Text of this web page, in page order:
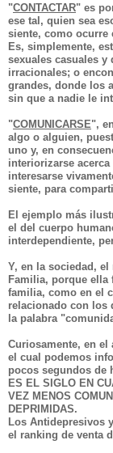
"CONTACTAR" es
ese tal, quien sea
siente, como ocurre
Es, simplemente,
sexuales casuales y
irracionales; o
grandes, donde los
sin que a nadie le
"COMUNICARSE",
algo o alguien,
uno y, en
interiorizarse
interesarse
siente, para
El ejemplo más
el del cuerpo
interdependiente,
Y, en la sociedad,
Familia, porque ella
familia, como en el
relacionado con los
la palabra
Curiosamente, en el
el cual podemos
pocos segundos de
ES EL SIGLO EN
VEZ MENOS
DEPRIMIDAS.
Los Antidepresivos
el ranking de venta